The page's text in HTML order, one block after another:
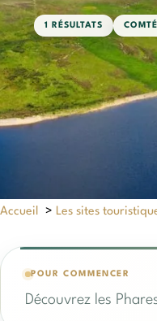
1 RÉSULTATS
Accueil > Les sites
POUR COMMENCER
Découvrez les